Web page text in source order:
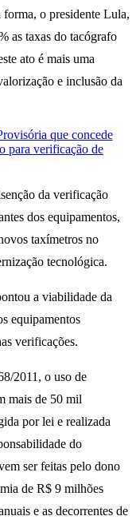
o presidente Lula,
as taxas do tacógrafo
ato é mais uma
e inclusão da
da verificação
dos equipamentos,
taxímetros no
tecnológica.
a viabilidade da
equipamentos
verificações.
2011, o uso de
mais de 50 mil
por lei e realizada
do
ser feitas pelo dono
de R$ 9 milhões
e as decorrentes de